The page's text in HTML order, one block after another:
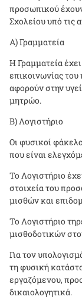
προσωπικού
Σχολείου υπό τις
Α) Γραμματεία
Η Γραμματεία
επικοινωνίας
αφορούν στην
μητρώο.
Β) Λογιστήριο
Οι φυσικοί
που είναι
Το Λογιστήριο
στοιχεία του
μισθών και
Το Λογιστήριο
μισθοδοτικών
Για τον
τη φυσική
εργαζόμενου,
δικαιολογητικά.